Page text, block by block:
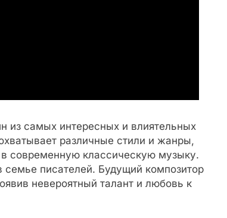
из самых интересных и влиятельных
различные стили и жанры,
в современную классическую музыку.
семье писателей. Будущий композитор
невероятный талант и любовь к